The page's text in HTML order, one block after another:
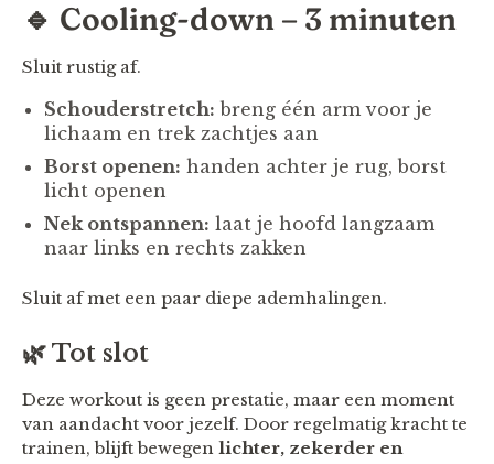
🔹 Cooling-down – 3 minuten
Sluit rustig af.
Schouderstretch: breng één arm voor je
lichaam en trek zachtjes aan
Borst openen: handen achter je rug, borst
licht openen
Nek ontspannen: laat je hoofd langzaam
naar links en rechts zakken
Sluit af met een paar diepe ademhalingen.
🌿 Tot slot
Deze workout is geen prestatie, maar een moment
van aandacht voor jezelf. Door regelmatig kracht te
trainen, blijft bewegen lichter, zekerder en